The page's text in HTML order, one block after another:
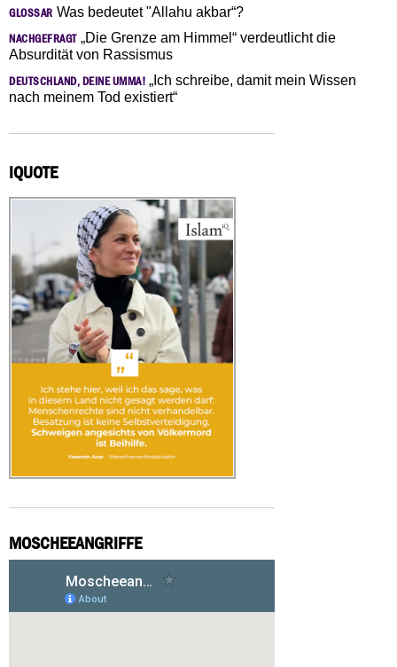
GLOSSAR Was bedeutet "Allahu akbar“?
NACHGEFRAGT„Die Grenze am Himmel“ verdeutlicht die
Absurdität von Rassismus
DEUTSCHLAND, DEINE UMMA! „Ich schreibe, damit mein Wissen
nach meinem Tod existiert“
IQUOTE
MOSCHEEANGRIFFE